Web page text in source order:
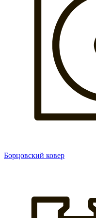
Борцовский ковер